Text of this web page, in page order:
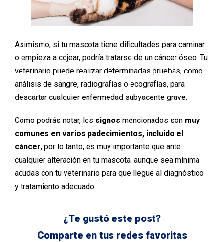
Asimismo, si tu mascota tiene dificultades para caminar
o empieza a cojear, podría tratarse de un cáncer óseo. Tu
veterinario puede realizar determinadas pruebas, como
análisis de sangre, radiografías o ecografías, para
descartar cualquier enfermedad subyacente grave.
Como podrás notar, los signos mencionados son muy
comunes en varios padecimientos, incluido el
cáncer, por lo tanto, es muy importante que ante
cualquier alteración en tu mascota, aunque sea mínima
acudas con tu veterinario para que llegue al diagnóstico
y tratamiento adecuado.
¿Te gustó este post?
Comparte en tus redes favoritas